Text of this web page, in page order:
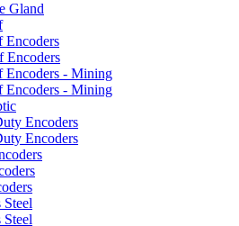
Gland
Encoders
Encoders
Encoders - Mining
Encoders - Mining
Encoders
Encoders
Steel
Steel